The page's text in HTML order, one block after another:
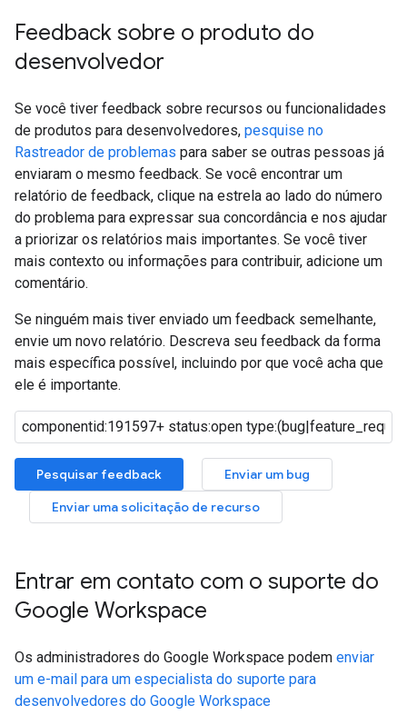
Feedback sobre o produto do
desenvolvedor
Se você tiver feedback sobre recursos ou funcionalidades
de produtos para desenvolvedores, pesquise no
Rastreador de problemas para saber se outras pessoas já
enviaram o mesmo feedback. Se você encontrar um
relatório de feedback, clique na estrela ao lado do número
do problema para expressar sua concordância e nos ajudar
a priorizar os relatórios mais importantes. Se você tiver
mais contexto ou informações para contribuir, adicione um
comentário.
Se ninguém mais tiver enviado um feedback semelhante,
envie um novo relatório. Descreva seu feedback da forma
mais específica possível, incluindo por que você acha que
ele é importante.
Pesquisar feedback
Enviar um bug
Enviar uma solicitação de recurso
Entrar em contato com o suporte do
Google Workspace
Os administradores do Google Workspace podem enviar
um e-mail para um especialista do suporte para
desenvolvedores do Google Workspace